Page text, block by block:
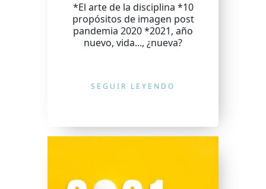
*El arte de la disciplina *10
propósitos de imagen post
pandemia 2020 *2021, año
nuevo, vida..., ¿nueva?
SEGUIR LEYENDO